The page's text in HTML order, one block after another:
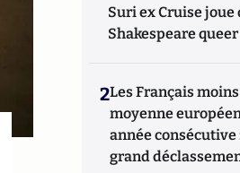
Suri ex Cruise joue
Shakespeare queer
2Les Français
moyenne
année
grand